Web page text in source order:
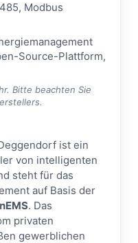
Modbus
Source-Plattform,
Bitte beachten Sie
ist ein
von intelligenten
steht für das
auf Basis der
. Das
privaten
gewerblichen